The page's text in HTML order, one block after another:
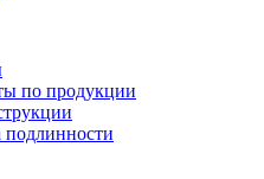
по продукции
подлинности